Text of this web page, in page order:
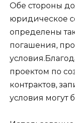
Обе стороны
юридическое
определены
погашения,
проектом по
контрактов,
условия могут